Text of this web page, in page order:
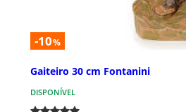
-10%
Gaiteiro 30 cm Fontanini
DISPONÍVEL